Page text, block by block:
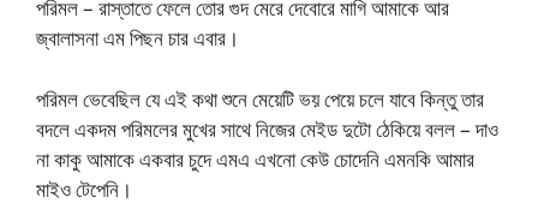
পরিমল – রাস্তাতে ফেলে তোর গুদ মেরে দেবোরে মাগি আমাকে আর
জ্বালাসনা এম পিছন চার এবার।
পরিমল ভেবেছিল যে এই কথা শুনে মেয়েটি ভয় পেয়ে চলে যাবে কিন্তু তার
বদলে একদম পরিমলের মুখের সাথে নিজের মেইড দুটো ঠেকিয়ে বলল – দাও
না কাকু আমাকে একবার চুদে এমএ এখনো কেউ চোদেনি এমনকি আমার
মাইও টেপেনি।